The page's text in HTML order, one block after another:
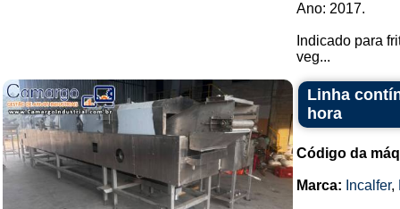
Ano: 2017.
Indicado para
veg...
Linha
hora
Código da
Marca: Incalfer,